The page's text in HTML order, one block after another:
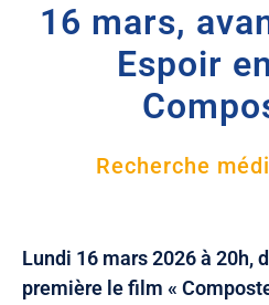
16 mars,
Espoir
Recherche
Lundi 16 mars 2026 à 20h,
première le film «